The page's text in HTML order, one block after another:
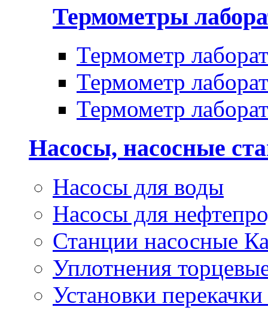
Термометры
Термометр
Термометр
Термометр
Насосы, насосные
Насосы для воды
Насосы для
Станции насосные
Уплотнения
Установки